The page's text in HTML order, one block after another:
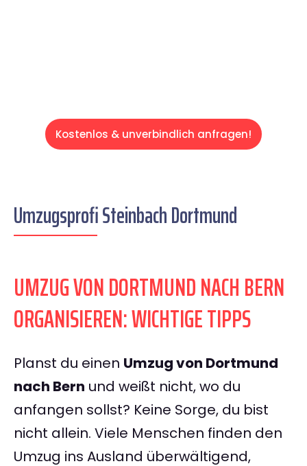
Kostenlos & unverbindlich anfragen!
Umzugsprofi Steinbach Dortmund
UMZUG VON DORTMUND NACH BERN
ORGANISIEREN: WICHTIGE TIPPS
Planst du einen Umzug von Dortmund
nach Bern und weißt nicht, wo du
anfangen sollst? Keine Sorge, du bist
nicht allein. Viele Menschen finden den
Umzug ins Ausland überwältigend,